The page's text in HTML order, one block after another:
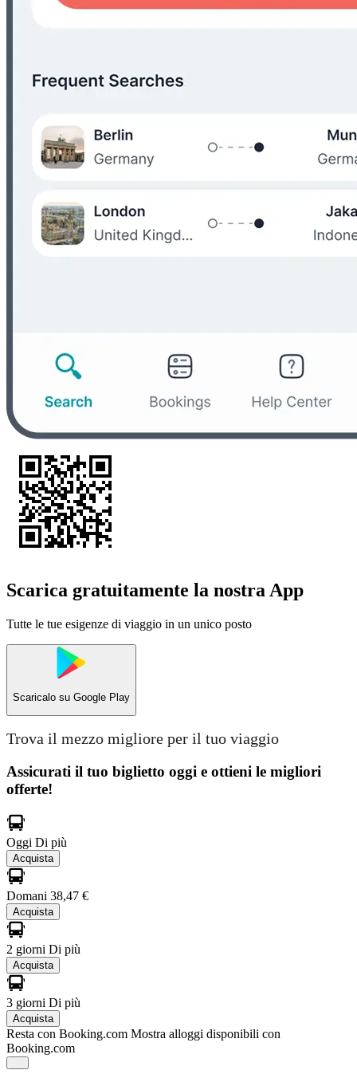
Scarica gratuitamente la nostra App
Tutte le tue esigenze di viaggio in un unico posto
Scaricalo su Google Play
Trova il mezzo migliore per il tuo viaggio
Assicurati il ​​tuo biglietto oggi e ottieni le migliori
offerte!
Oggi Di più
Acquista
Domani 38,47 €
Acquista
2 giorni Di più
Acquista
3 giorni Di più
Acquista
Resta con Booking.com Mostra alloggi disponibili con
Booking.com